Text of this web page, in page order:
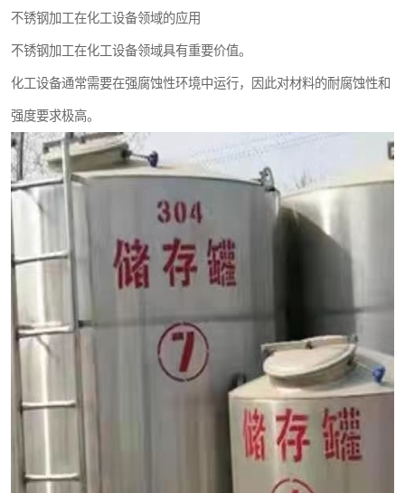
不锈钢加工在化工设备领域的应用
不锈钢加工在化工设备领域具有重要价值。
化工设备通常需要在强腐蚀性环境中运行，因此对材料的耐腐蚀性和
强度要求极高。